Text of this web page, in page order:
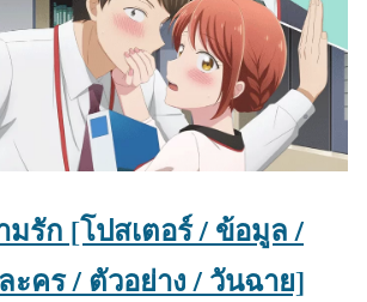
รัก [โปสเตอร์ / ข้อมูล /
ะคร / ตัวอย่าง / วันฉาย]